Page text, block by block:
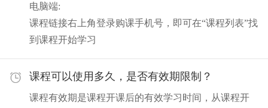
电脑端:
课程链接右上角登录购课手机号，即可在“课程列表”找
到课程开始学习
课程可以使用多久，是否有效期限制？
课程有效期是课程开课后的有效学习时间，从课程开